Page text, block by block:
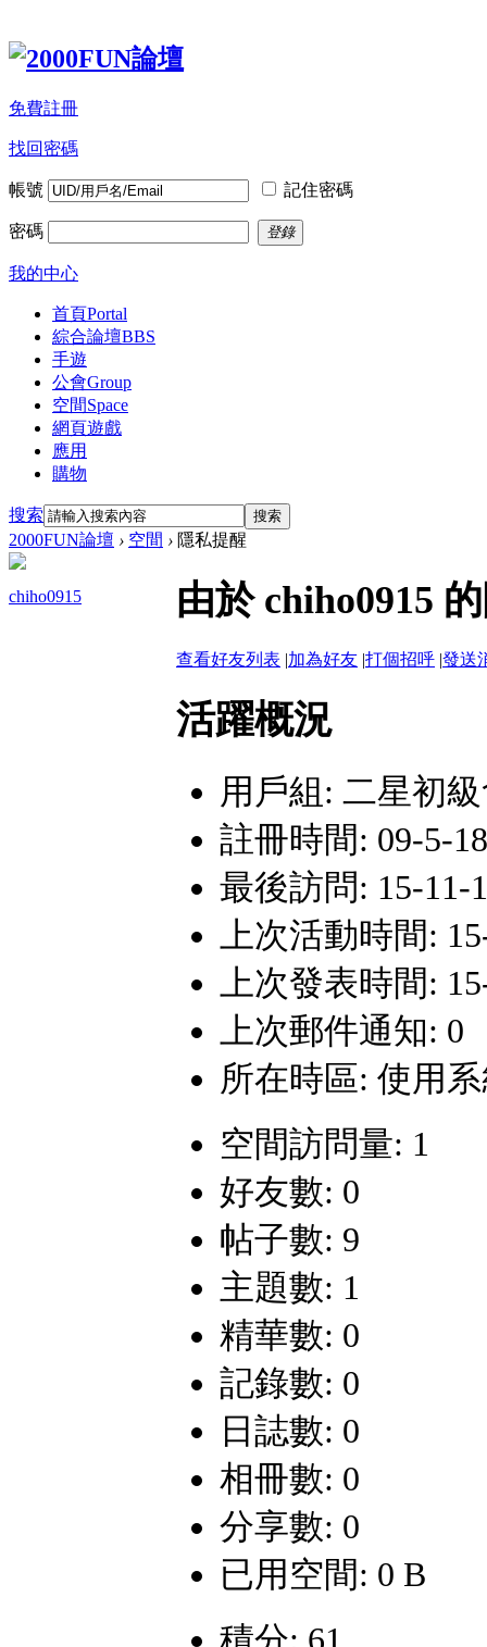
免費註冊
找回密碼
帳號 記住密碼
密碼 登錄
我的中心
首頁Portal
綜合論壇BBS
手遊
公會Group
空間Space
網頁遊戲
應用
購物
搜索 搜索
2000FUN論壇 › 空間 › 隱私提醒
chiho0915 由於 chiho0915
查看好友列表 |加為好友 |打個招呼 |發送
活躍概況
用戶組: 二星初
註冊時間: 09-5-
最後訪問: 15-11-
上次活動時間:
上次發表時間:
上次郵件通知: 0
所在時區: 使用
空間訪問量: 1
好友數: 0
帖子數: 9
主題數: 1
精華數: 0
記錄數: 0
日誌數: 0
相冊數: 0
分享數: 0
已用空間: 0 B